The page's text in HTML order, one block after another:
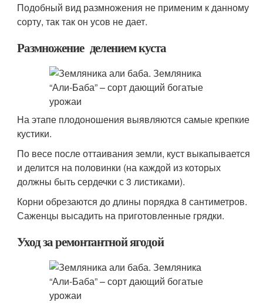
Подобный вид размножения не применим к данному
сорту, так так он усов не дает.
Размножение делением куста
На этапе плодоношения выявляются самые крепкие
кустики.
По весе после оттаивания земли, куст выкапывается
и делится на половинки (на каждой из которых
должны быть сердечки с 3 листиками).
Корни обрезаются до длины порядка 8 сантиметров.
Саженцы высадить на приготовленные грядки.
Уход за ремонтантной ягодой